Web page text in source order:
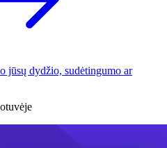
jūsų dydžio, sudėtingumo ar